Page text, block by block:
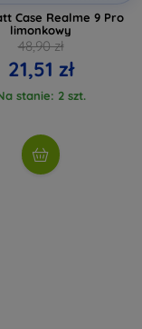
Case Realme 9 Pro
limonkowy
48,90 zł
21,51 zł
stanie: 2 szt.